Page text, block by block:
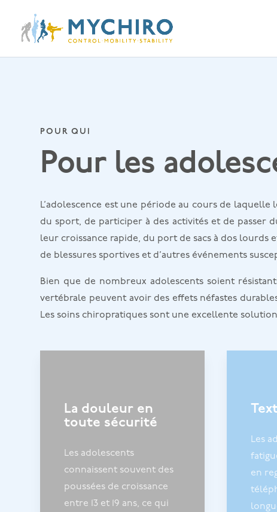
POUR QUI
Pour les
L’adolescence est une période au cours de
du sport, de participer à des activités et de passer
leur croissance rapide, du port de sacs à dos
de blessures sportives et d’autres événements
Bien que de nombreux adolescents soient
vertébrale peuvent avoir des effets néfastes
Les soins chiropratiques sont une excellente
La douleur en
toute sécurité
Les adolescents
connaissent souvent des
poussées de croissance
entre 13 et 19 ans, ce qui
Les
en